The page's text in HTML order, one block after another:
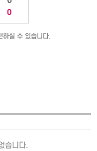
0
실 수 있습니다.
습니다.